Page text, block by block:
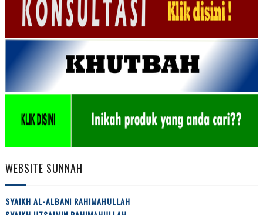
WEBSITE SUNNAH
SYAIKH AL-ALBANI RAHIMAHULLAH